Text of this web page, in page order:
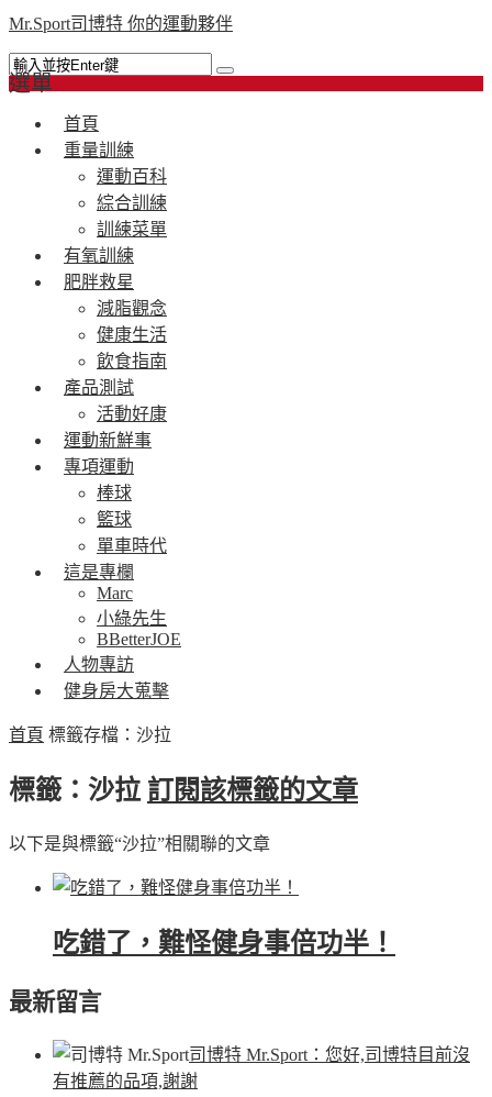
Mr.Sport司博特 你的運動夥伴
選單
首頁
重量訓練
運動百科
綜合訓練
訓練菜單
有氧訓練
肥胖救星
減脂觀念
健康生活
飲食指南
產品測試
活動好康
運動新鮮事
專項運動
棒球
籃球
單車時代
這是專欄
Marc
小綠先生
BBetterJOE
人物專訪
健身房大蒐擊
首頁 標籤存檔：沙拉
標籤：沙拉 訂閱該標籤的文章
以下是與標籤“沙拉”相關聯的文章
吃錯了，難怪健身事倍功半！
最新留言
司博特 Mr.Sport ：您好,司博特目前沒
有推薦的品項,謝謝